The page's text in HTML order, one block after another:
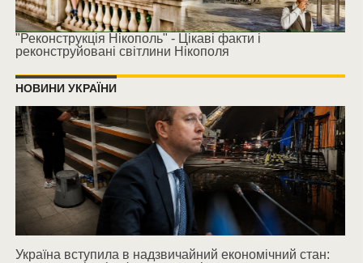
"Реконструкція Нікополь" - Цікаві факти і
реконструйовані світлини Нікополя
НОВИНИ УКРАЇНИ
Україна вступила в надзвичайний економічний стан: